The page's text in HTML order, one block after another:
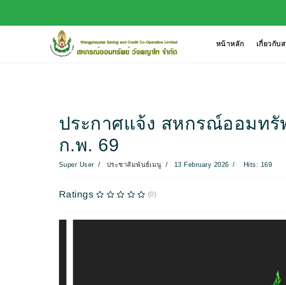
หน้าหลัก เกี่ยวกับ
ประกาศแจ้ง สหกรณ์ออมทรั
ก.พ. 69
Super User ประชาสัมพันธ์เมนู 13 February 2026 Hits: 169
Ratings (0)